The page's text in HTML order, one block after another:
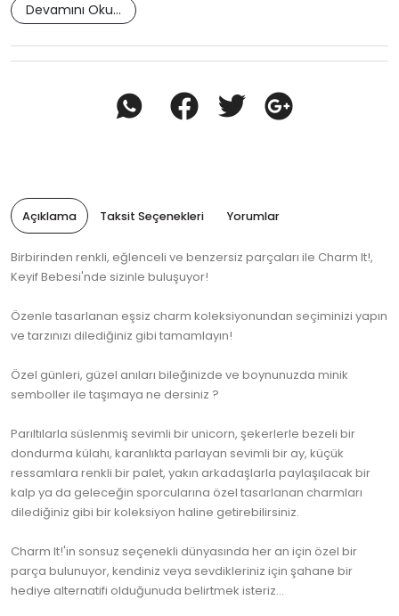
Devamını Oku...
Açıklama Taksit Seçenekleri Yorumlar
Birbirinden renkli, eğlenceli ve benzersiz parçaları ile Charm It!,
Keyif Bebesi'nde sizinle buluşuyor!
Özenle tasarlanan eşsiz charm koleksiyonundan seçiminizi yapın
ve tarzınızı dilediğiniz gibi tamamlayın!
Özel günleri, güzel anıları bileğinizde ve boynunuzda minik
semboller ile taşımaya ne dersiniz ?
Parıltılarla süslenmiş sevimli bir unicorn, şekerlerle bezeli bir
dondurma külahı, karanlıkta parlayan sevimli bir ay, küçük
ressamlara renkli bir palet, yakın arkadaşlarla paylaşılacak bir
kalp ya da geleceğin sporcularına özel tasarlanan charmları
dilediğiniz gibi bir koleksiyon haline getirebilirsiniz.
Charm It!'in sonsuz seçenekli dünyasında her an için özel bir
parça bulunuyor, kendiniz veya sevdikleriniz için şahane bir
hediye alternatifi olduğunuda belirtmek isteriz...